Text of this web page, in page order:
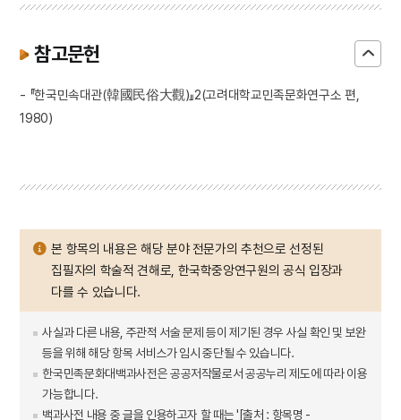
참고문헌
- 『한국민속대관(韓國民俗大觀)』2(고려대학교민족문화연구소 편,
1980)
본 항목의 내용은 해당 분야 전문가의 추천으로 선정된
집필자의 학술적 견해로, 한국학중앙연구원의 공식 입장과
다를 수 있습니다.
사실과 다른 내용, 주관적 서술 문제 등이 제기된 경우 사실 확인 및 보완
등을 위해 해당 항목 서비스가 임시 중단될 수 있습니다.
한국민족문화대백과사전은 공공저작물로서 공공누리 제도에 따라 이용
가능합니다.
백과사전 내용 중 글을 인용하고자 할 때는 '[출처 : 항목명 -